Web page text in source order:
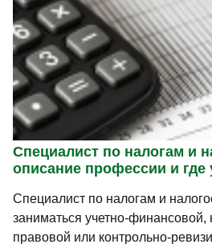
Специалист по налогам и
описание профессии и где
Специалист по налогам и
заниматься учетно-
правовой или контрольно-